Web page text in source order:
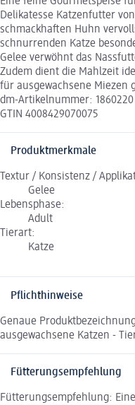
Delikatesse Katzenfutter
schmackhaften Huhn
schnurrenden Katze
Gelee verwöhnt das
Zudem dient die Mahlzeit
für ausgewachsene Miezen
dm-Artikelnummer: 1860220
GTIN 4008429070075
Produktmerkmale
Textur / Konsistenz /
Gelee
Lebensphase:
Adult
Tierart:
Katze
Pflichthinweise
Genaue
ausgewachsene Katzen -
Fütterungsempfehlung
Fütterungsempfehlung: